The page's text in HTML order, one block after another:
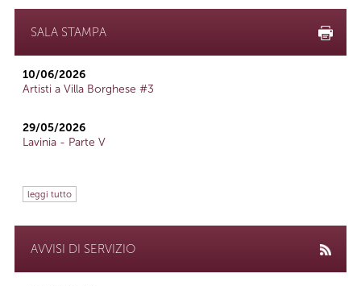
SALA STAMPA
10/06/2026
Artisti a Villa Borghese #3
29/05/2026
Lavinia - Parte V
leggi tutto
AVVISI DI SERVIZIO